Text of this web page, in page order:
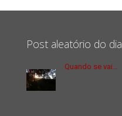
Post aleatório do dia
Quando se vai…